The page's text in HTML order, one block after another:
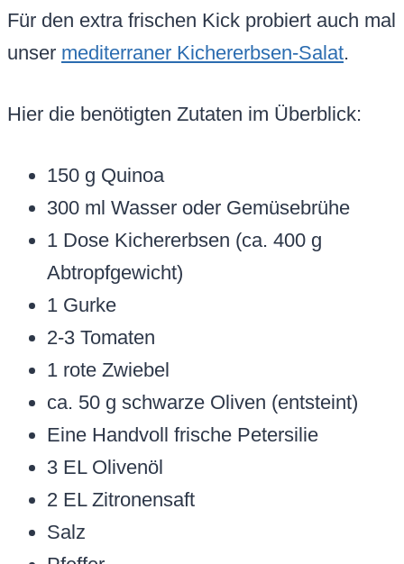
Für den extra frischen Kick probiert auch mal
unser mediterraner Kichererbsen-Salat.
Hier die benötigten Zutaten im Überblick:
150 g Quinoa
300 ml Wasser oder Gemüsebrühe
1 Dose Kichererbsen (ca. 400 g
Abtropfgewicht)
1 Gurke
2-3 Tomaten
1 rote Zwiebel
ca. 50 g schwarze Oliven (entsteint)
Eine Handvoll frische Petersilie
3 EL Olivenöl
2 EL Zitronensaft
Salz